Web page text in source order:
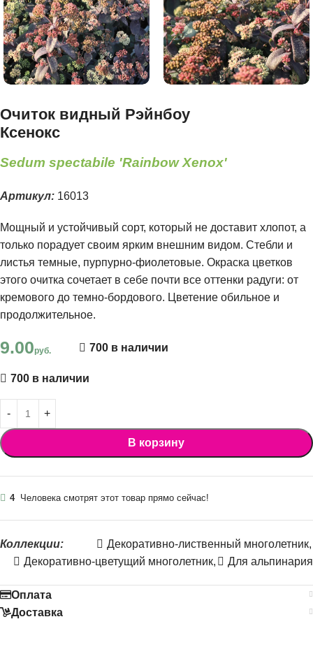
Очиток видный Рэйнбоу
Ксенокс
Sedum spectabile 'Rainbow Xenox'
Артикул: 16013
Мощный и устойчивый сорт, который не доставит хлопот, а
только порадует своим ярким внешним видом. Стебли и
листья темные, пурпурно-фиолетовые. Окраска цветков
этого очитка сочетает в себе почти все оттенки радуги: от
кремового до темно-бордового. Цветение обильное и
продолжительное.
9.00руб. 700 в наличии
700 в наличии
В корзину
4 Человека смотрят этот товар прямо сейчас!
Коллекции: Декоративно-лиственный многолетник,
Декоративно-цветущий многолетник, Для альпинария
Оплата
Доставка